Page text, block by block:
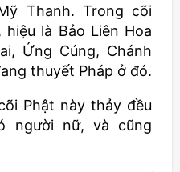
Thanh. Trong cõi
là Bảo Liên Hoa
Ứng Cúng, Chánh
thuyết Pháp ở đó.
Phật này thảy đều
người nữ, và cũng